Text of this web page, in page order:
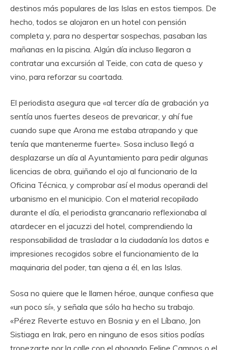
destinos más populares de las Islas en estos tiempos. De
hecho, todos se alojaron en un hotel con pensión
completa y, para no despertar sospechas, pasaban las
mañanas en la piscina. Algún día incluso llegaron a
contratar una excursión al Teide, con cata de queso y
vino, para reforzar su coartada.
El periodista asegura que «al tercer día de grabación ya
sentía unos fuertes deseos de prevaricar, y ahí fue
cuando supe que Arona me estaba atrapando y que
tenía que mantenerme fuerte». Sosa incluso llegó a
desplazarse un día al Ayuntamiento para pedir algunas
licencias de obra, guiñando el ojo al funcionario de la
Oficina Técnica, y comprobar así el modus operandi del
urbanismo en el municipio. Con el material recopilado
durante el día, el periodista grancanario reflexionaba al
atardecer en el jacuzzi del hotel, comprendiendo la
responsabilidad de trasladar a la ciudadanía los datos e
impresiones recogidos sobre el funcionamiento de la
maquinaria del poder, tan ajena a él, en las Islas.
Sosa no quiere que le llamen héroe, aunque confiesa que
«un poco sí», y señala que sólo ha hecho su trabajo.
«Pérez Reverte estuvo en Bosnia y en el Líbano, Jon
Sistiaga en Irak, pero en ninguno de esos sitios podías
tropezarte por la calle con el abogado Felipe Campos o el